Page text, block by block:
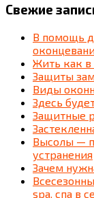
Свежие
В помощь
Жить как в
Защиты
Виды
Здесь
Защитные
Высолы —
устранения
Зачем
spa. спа в